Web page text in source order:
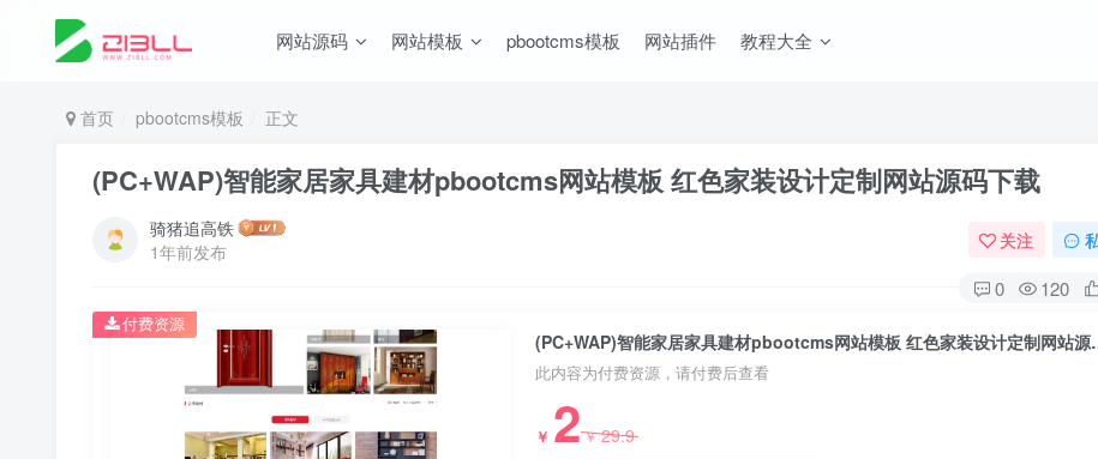
网站源码 网站模板 pbootcms模板 网站插件 教程大全
首页 pbootcms模板 正文
(PC+WAP)智能家居家具建材pbootcms网站模板 红色家装设计定制网站源码下载
骑猪追高铁
1年前发布
关注
0 120
(PC+WAP)智能家居
此内容为付费资源，请付费后查看
￥ 2￥29.9
付费资源